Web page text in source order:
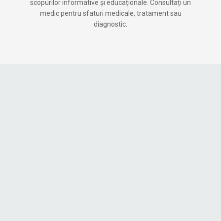
scopurilor informative și educaționale. Consultați un
medic pentru sfaturi medicale, tratament sau
diagnostic.